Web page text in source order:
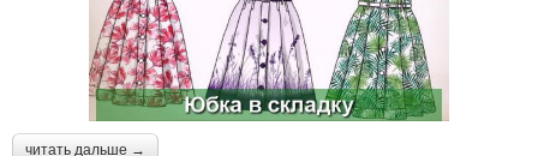
читать дальше →